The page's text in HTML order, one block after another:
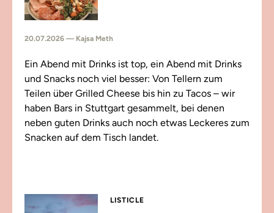
20.07.2026 — Kajsa Meth
Ein Abend mit Drinks ist top, ein Abend mit Drinks
und Snacks noch viel besser: Von Tellern zum
Teilen über Grilled Cheese bis hin zu Tacos – wir
haben Bars in Stuttgart gesammelt, bei denen
neben guten Drinks auch noch etwas Leckeres zum
Snacken auf dem Tisch landet.
LISTICLE